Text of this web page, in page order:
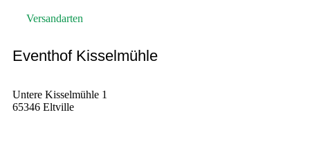
Versandarten
Eventhof Kisselmühle
Untere Kisselmühle 1
65346 Eltville